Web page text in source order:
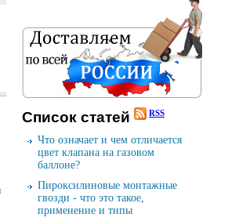
Cписок cтатей RSS
Что означает и чем отличается
цвет клапана на газовом
баллоне?
Пироксилиновые монтажные
гвозди - что это такое,
применение и типы